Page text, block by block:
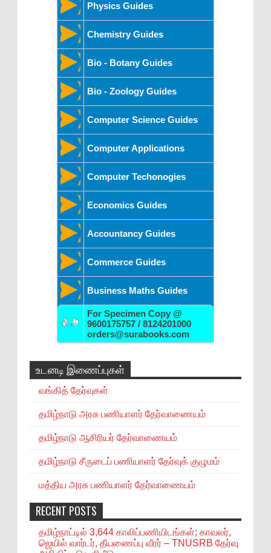
Physics Guides
Chemistry Guides
Bio - Botany Guides
Bio - Zoology Guides
Computer Science Guides
Computer Applications
Computer Techonogies
Economics Guides
Accountancy Guides
Commerce Guides
Business Maths Guides
For Specimen Copy @
9600175757 / 8124201000
orders@surabooks.com
உடனடி இணைப்புகள்
வங்கித் தேர்வுகள்
தமிழ்நாடு அரசு பணியாளர் தேர்வாணையம்
தமிழ்நாடு ஆசிரியர் தேர்வாணையம்
தமிழ்நாடு சீருடைப் பணியாளர் தேர்வுக் குழுமம்
மத்திய அரசு பணியாளர் தேர்வாணையம்
RECENT POSTS
தமிழ்நாட்டில் 3,644 காலிப்பணியிடங்கள்; காவலர்,
ஜெயில் வார்டர், தீயணைப்பு வீரர் – TNUSRB தேர்வு